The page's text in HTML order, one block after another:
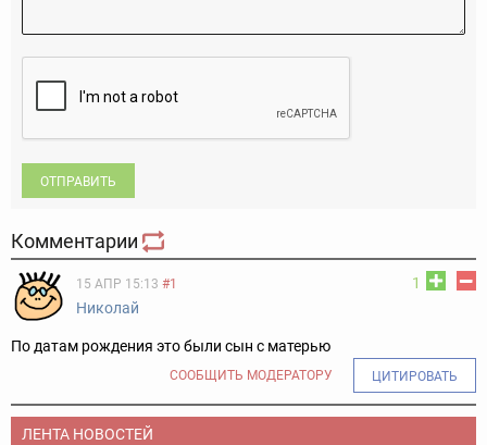
ОТПРАВИТЬ
Комментарии
1
15 АПР 15:13 #1
Николай
По датам рождения это были сын с матерью
СООБЩИТЬ МОДЕРАТОРУ ЦИТИРОВАТЬ
ЛЕНТА НОВОСТЕЙ